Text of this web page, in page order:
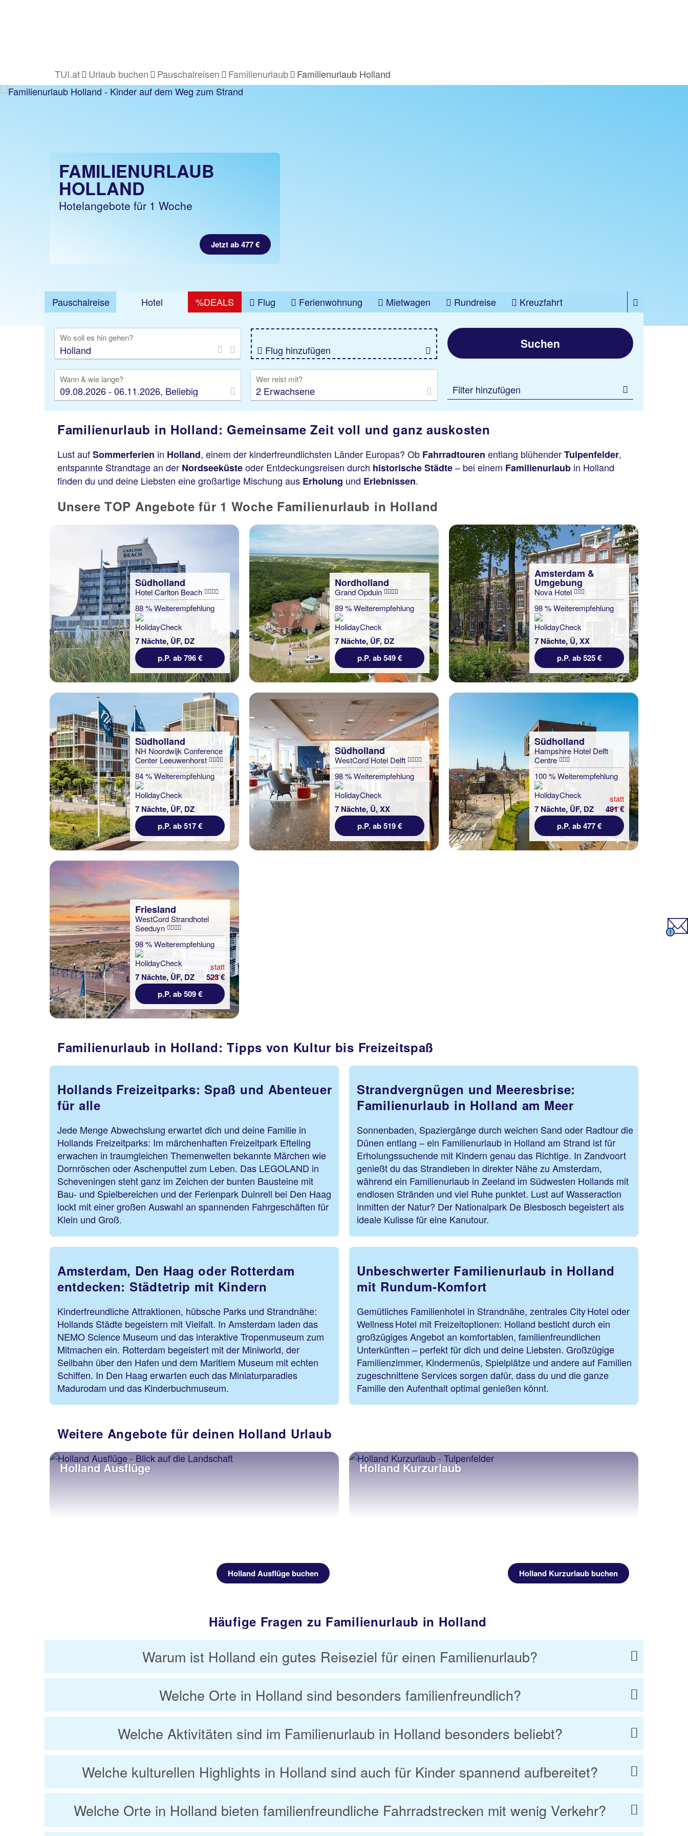
TUI.at Urlaub buchen Pauschalreisen Familienurlaub Familienurlaub Holland
FAMILIENURLAUB
HOLLAND
Hotelangebote für 1 Woche
Jetzt ab 477 €
Pauschalreise Hotel %DEALS Flug Ferienwohnung Mietwagen Rundreise
Kreuzfahrt
Wo soll es hin gehen?
Flug hinzufügen
Wann & wie lange?
09.08.2026 - 06.11.2026, Beliebig
Wer reist mit?
2 Erwachsene
Suchen
Filter hinzufügen
Familienurlaub in Holland: Gemeinsame Zeit voll und ganz auskosten
Lust aufSommerferien in Holland, einem der kinderfreundlichsten Länder Europas? Ob Fahrradtouren entlang blühenderTulpenfelder,
entspannte Strandtage an der Nordseeküsteoder Entdeckungsreisen durch historische Städte– bei einem Familienurlaub in Holland
finden du und deine Liebsten eine großartige Mischung aus Erholung und Erlebnissen.
Unsere TOP Angebote für 1 Woche Familienurlaub in Holland
Südholland
Hotel Carlton Beach
88 % Weiterempfehlung
7 Nächte, ÜF, DZ
p.P. ab 796 €
Nordholland
Grand Opduin
89 % Weiterempfehlung
7 Nächte, ÜF, DZ
p.P. ab 549 €
Amsterdam &
Umgebung
Nova Hotel
98 % Weiterempfehlung
7 Nächte, Ü, XX
p.P. ab 525 €
Südholland
NH Noordwijk Conference
Center Leeuwenhorst
84 % Weiterempfehlung
7 Nächte, ÜF, DZ
p.P. ab 517 €
Südholland
WestCord Hotel Delft
98 % Weiterempfehlung
7 Nächte, Ü, XX
p.P. ab 519 €
Südholland
Hampshire Hotel Delft
Centre
100 % Weiterempfehlung
7 Nächte, ÜF, DZ
statt
491 €
p.P. ab 477 €
Friesland
WestCord Strandhotel
Seeduyn
98 % Weiterempfehlung
7 Nächte, ÜF, DZ
statt
523 €
p.P. ab 509 €
Familienurlaub in Holland: Tipps von Kultur bis Freizeitspaß
Hollands Freizeitparks: Spaß und Abenteuer
für alle
Jede Menge Abwechslung erwartet dich und deine Familie in
Hollands Freizeitparks: Im märchenhaften Freizeitpark Efteling
erwachen in traumgleichen Themenwelten bekannte Märchen wie
Dornröschen oder Aschenputtel zum Leben. Das LEGOLAND in
Scheveningen steht ganz im Zeichen der bunten Bausteine mit
Bau- und Spielbereichen und der Ferienpark Duinrell bei Den Haag
lockt mit einer großen Auswahl an spannenden Fahrgeschäften für
Klein und Groß.
Amsterdam, Den Haag oder Rotterdam
entdecken: Städtetrip mit Kindern
Kinderfreundliche Attraktionen, hübsche Parks und Strandnähe:
Hollands Städte begeistern mit Vielfalt. In Amsterdam laden das
NEMO Science Museum und das interaktive Tropenmuseum zum
Mitmachen ein. Rotterdam begeistert mit der Miniworld, der
Seilbahn über den Hafen und dem Maritiem Museum mit echten
Schiffen. In Den Haag erwarten euch das Miniaturparadies
Madurodam und das Kinderbuchmuseum.
Strandvergnügen und Meeresbrise:
Familienurlaub in Holland am Meer
Sonnenbaden, Spaziergänge durch weichen Sand oder Radtour die
Dünen entlang – ein Familienurlaub in Holland am Strand ist für
Erholungssuchende mit Kindern genau das Richtige. In Zandvoort
genießt du das Strandleben in direkter Nähe zu Amsterdam,
während ein Familienurlaub in Zeeland im Südwesten Hollands mit
endlosen Stränden und viel Ruhe punktet. Lust auf Wasseraction
inmitten der Natur? Der Nationalpark De Biesbosch begeistert als
ideale Kulisse für eine Kanutour.
Unbeschwerter Familienurlaub in Holland
mit Rundum-Komfort
Gemütliches Familienhotel in Strandnähe, zentrales City Hotel oder
Wellness Hotel mit Freizeitoptionen: Holland besticht durch ein
großzügiges Angebot an komfortablen, familienfreundlichen
Unterkünften – perfekt für dich und deine Liebsten. Großzügige
Familienzimmer, Kindermenüs, Spielplätze und andere auf Familien
zugeschnittene Services sorgen dafür, dass du und die ganze
Familie den Aufenthalt optimal genießen könnt.
Weitere Angebote für deinen Holland Urlaub
Holland Ausflüge
Holland Ausflüge buchen
Holland Kurzurlaub
Holland Kurzurlaub buchen
Häufige Fragen zu Familienurlaub in Holland
Warum ist Holland ein gutes Reiseziel für einen Familienurlaub?
Welche Orte in Holland sind besonders familienfreundlich?
Welche Aktivitäten sind im Familienurlaub in Holland besonders beliebt?
Welche kulturellen Highlights in Holland sind auch für Kinder spannend aufbereitet?
Welche Orte in Holland bieten familienfreundliche Fahrradstrecken mit wenig Verkehr?